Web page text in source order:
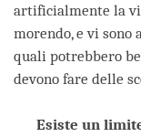
artificialmente la
morendo, e vi
quali potrebbero
devono fare delle
Esiste un